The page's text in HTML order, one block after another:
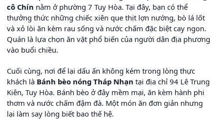
cô Chín nằm ở phường 7 Tuy Hòa. Tại đây, bạn có thể
thưởng thức những chiếc xiên que thịt lợn nướng, bò lá lốt
và xỏ lòi ăn kèm rau sống và nước chấm đặc biệt cay ngon.
Quán là lựa chọn ăn vặt phổ biến của người dân địa phương
vào buổi chiều.
Cuối cùng, nơi để lại dấu ấn không kém trong lòng thực
khách là Bánh bèo nóng Tháp Nhạn tại địa chỉ 94 Lê Trung
Kiên, Tuy Hòa. Bánh bèo ở đây mềm mại, ăn kèm hành phi
thơm và nước chấm đậm đà. Một món ăn đơn giản nhưng
lại làm say lòng biết bao thế hệ.